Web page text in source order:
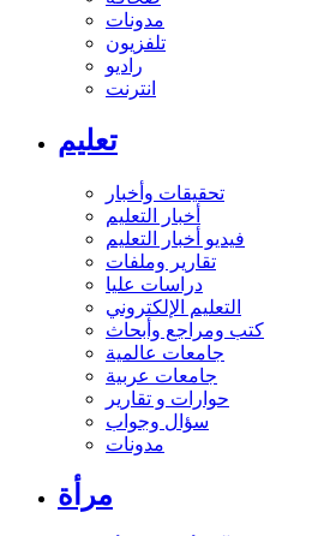
مدونات
تلفزيون
راديو
انترنت
تعليم
تحقيقات وأخبار
أخبار التعليم
فيديو أخبار التعليم
تقارير وملفات
دراسات عليا
التعليم الإلكتروني
كتب ومراجع وأبحاث
جامعات عالمية
جامعات عربية
حوارات و تقارير
سؤال وجواب
مدونات
مرأة